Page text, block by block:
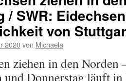
/ SWR:
von
2020von Michaela
ziehen in den Norden
Donnerstag läuft